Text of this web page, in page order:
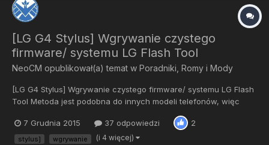
[LG G4 Stylus] Wgrywanie czystego
firmware/ systemu LG Flash Tool
NeoCM opublikował(a) temat w Poradniki, Romy i Mody
[LG G4 Stylus] Wgrywanie czystego firmware/ systemu LG Flash
Tool Metoda jest podobna do innych modeli telefonów, więc
Stylus. Oczywiście nadmieniam, iż flashtool różnie reaguje z
różnymi telefonami- często są problemy podcz...
7 Grudnia 2015 37 odpowiedzi 2
stylus] wgrywanie (i 4 więcej)